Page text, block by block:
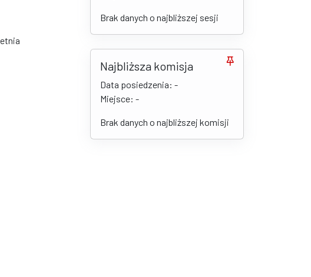
Brak danych o najbliższej sesji
Najbliższa komisja
Data posiedzenia: -
Miejsce: -
Brak danych o najbliższej komisji